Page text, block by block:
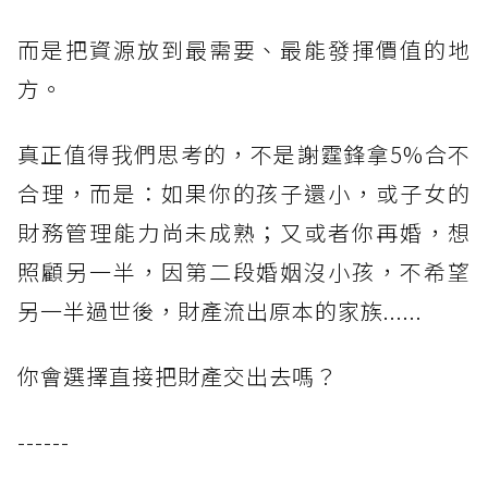
而是把資源放到最需要、最能發揮價值的地
方。
真正值得我們思考的，不是謝霆鋒拿5%合不
合理，而是：如果你的孩子還小，或子女的
財務管理能力尚未成熟；又或者你再婚，想
照顧另一半，因第二段婚姻沒小孩，不希望
另一半過世後，財產流出原本的家族......
你會選擇直接把財產交出去嗎？
------